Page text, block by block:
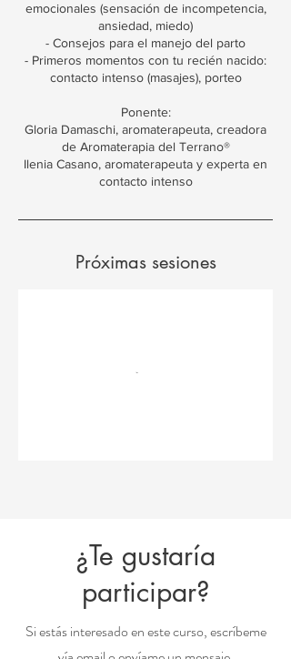
emocionales (sensación de incompetencia,
ansiedad, miedo)
- Consejos para el manejo del parto
- Primeros momentos con tu recién nacido:
contacto intenso (masajes), porteo
Ponente:
Gloria Damaschi, aromaterapeuta, creadora
de Aromaterapia del Terrano®
Ilenia Casano, aromaterapeuta y experta en
contacto intenso
Próximas sesiones
¿Te gustaría
participar?
Si estás interesado en este curso, escríbeme